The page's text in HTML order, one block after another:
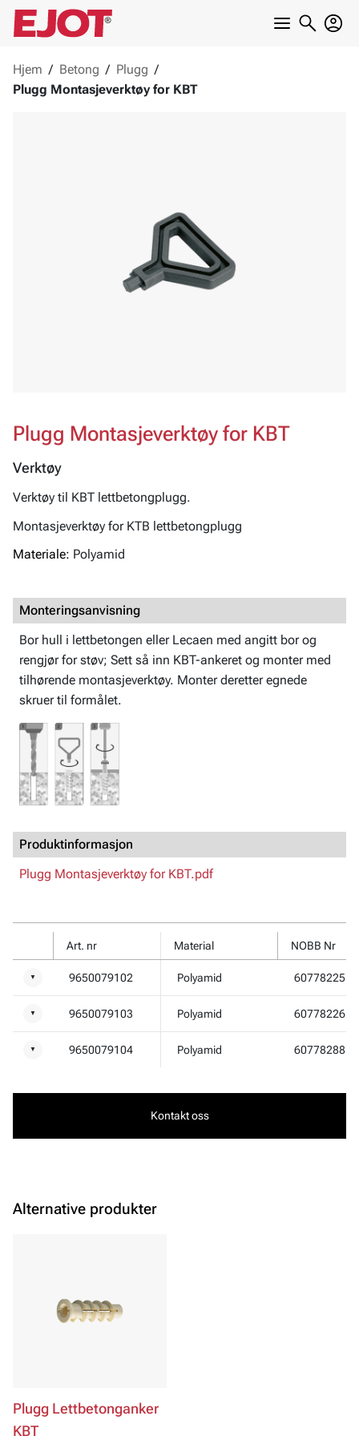
Hjem / Betong / Plugg /
Plugg Montasjeverktøy for KBT
Plugg Montasjeverktøy for KBT
Verktøy
Verktøy til KBT lettbetongplugg.
Montasjeverktøy for KTB lettbetongplugg
Materiale: Polyamid
Monteringsanvisning
Bor hull i lettbetongen eller Lecaen med angitt bor og
rengjør for støv; Sett så inn KBT-ankeret og monter med
tilhørende montasjeverktøy. Monter deretter egnede
skruer til formålet.
Produktinformasjon
Plugg Montasjeverktøy for KBT.pdf
Art. nr Material NOBB Nr
▼ 9650079102 Polyamid 60778225
▼ 9650079103 Polyamid 60778226
▼ 9650079104 Polyamid 60778288
Kontakt oss
Alternative produkter
Plugg Lettbetonganker
KBT